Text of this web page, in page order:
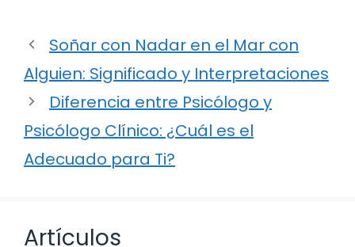
Soñar con Nadar en el Mar con
Alguien: Significado y Interpretaciones
Diferencia entre Psicólogo y
Psicólogo Clínico: ¿Cuál es el
Adecuado para Ti?
Artículos